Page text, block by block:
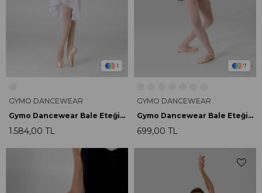
1
GYMO DANCEWEAR
Gymo Dancewear Bale Eteği Airy Beyaz
1.584,00 TL
7
GYMO DANCEWEAR
Gymo Dancewear Bale Eteği Daisy Black
699,00 TL